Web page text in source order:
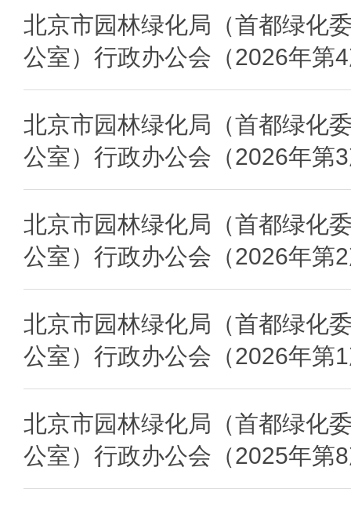
北京市园林绿化局（首都绿化
公室）行政办公会（2026年第
北京市园林绿化局（首都绿化
公室）行政办公会（2026年第
北京市园林绿化局（首都绿化
公室）行政办公会（2026年第
北京市园林绿化局（首都绿化
公室）行政办公会（2026年第
北京市园林绿化局（首都绿化
公室）行政办公会（2025年第